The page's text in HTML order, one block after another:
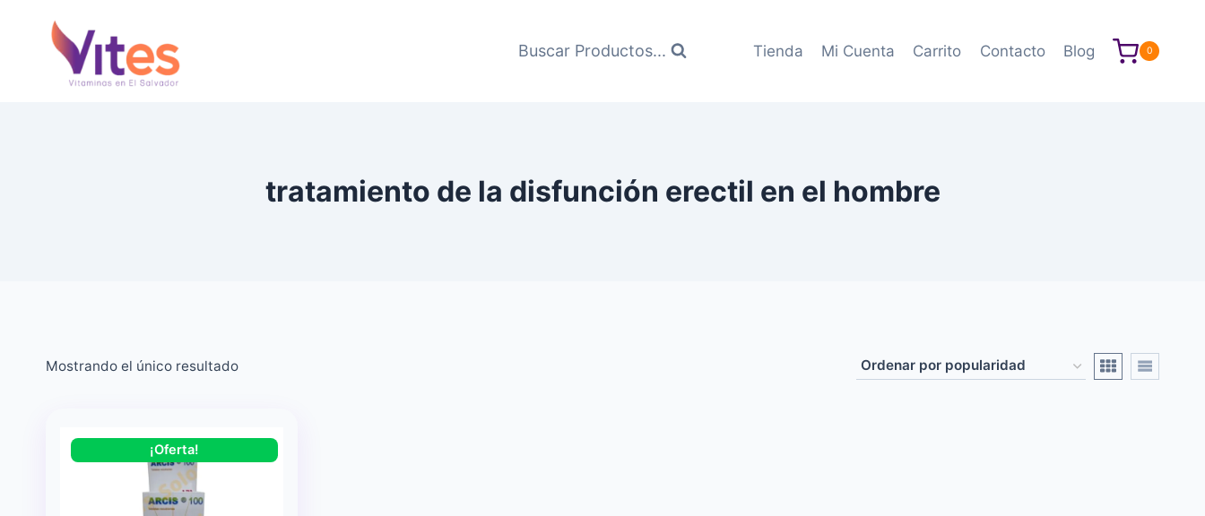
Contenido
Buscar Productos... Tienda Mi Cuenta Carrito Contacto Blog 0
tratamiento de la disfunción erectil en el hombre
Mostrando el único resultado
¡Oferta!